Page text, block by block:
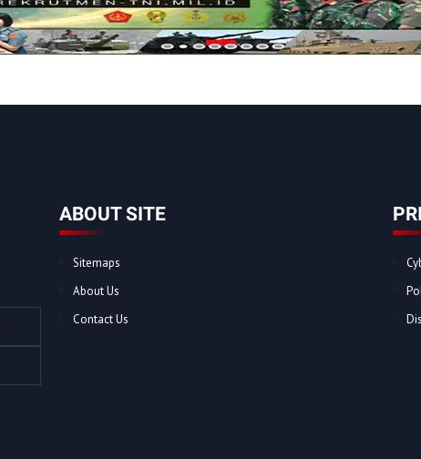
ABOUT SITE
Sitemaps
About Us
Contact Us